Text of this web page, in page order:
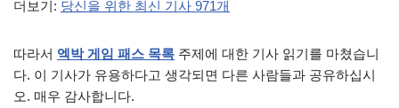
더보기: 당신을 위한 최신 기사 971개
따라서 엑박 게임 패스 목록 주제에 대한 기사 읽기를 마쳤습니
다. 이 기사가 유용하다고 생각되면 다른 사람들과 공유하십시
오. 매우 감사합니다.